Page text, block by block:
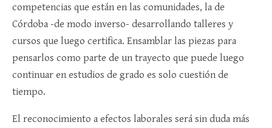
competencias que están en las comunidades, la de
Córdoba -de modo inverso- desarrollando talleres y
cursos que luego certifica. Ensamblar las piezas para
pensarlos como parte de un trayecto que puede luego
continuar en estudios de grado es solo cuestión de
tiempo.
El reconocimiento a efectos laborales será sin duda más